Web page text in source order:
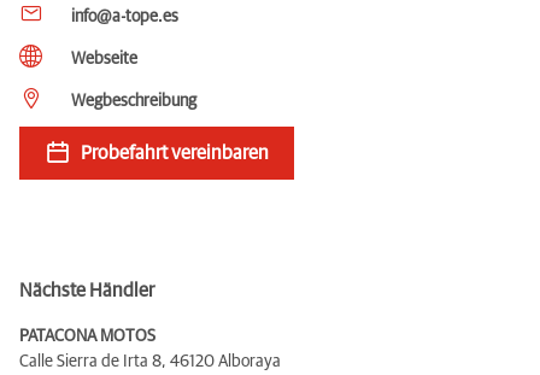
info@a-tope.es
Webseite
Wegbeschreibung
Probefahrt vereinbaren
Nächste Händler
PATACONA MOTOS
Calle Sierra de Irta 8, 46120 Alboraya